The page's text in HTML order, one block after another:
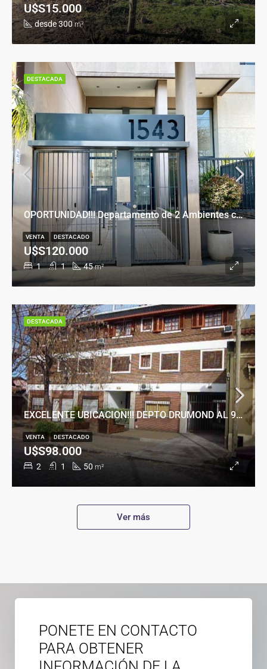
desde 300 m²
U$S15.000
OPORTUNIDAD!!! Departamento de 2 Ambientes con Cochera en Banfield Este
1 1 45 m²
U$S120.000
VENTA DESTACADO
DESTACADA
EXCELENTE UBICACION!!! DEPTO DRUMOND AL 900
2 1 50 m²
U$S98.000
VENTA DESTACADO
DESTACADA
Ver más
PONETE EN CONTACTO
PARA OBTENER